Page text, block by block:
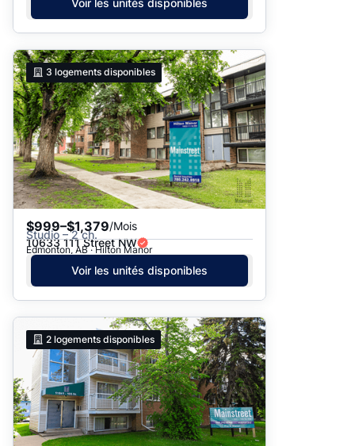
Voir les unités disponibles
3 logements disponibles
$999–$1,379/Mois
Studio – 2 ch.
10633 111 Street NW
Edmonton, AB · Hilton Manor
Voir les unités disponibles
2 logements disponibles